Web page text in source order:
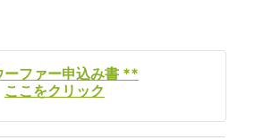
ファー申込み書 **
ここをクリック